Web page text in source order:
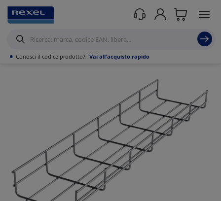
• Conosci il codice prodotto? Vai all'acquisto rapido
Prodotti /Canalizzazioni Canaline Passacavi Industriali in Metallo/Canale in
Filo Metallico ed accessori